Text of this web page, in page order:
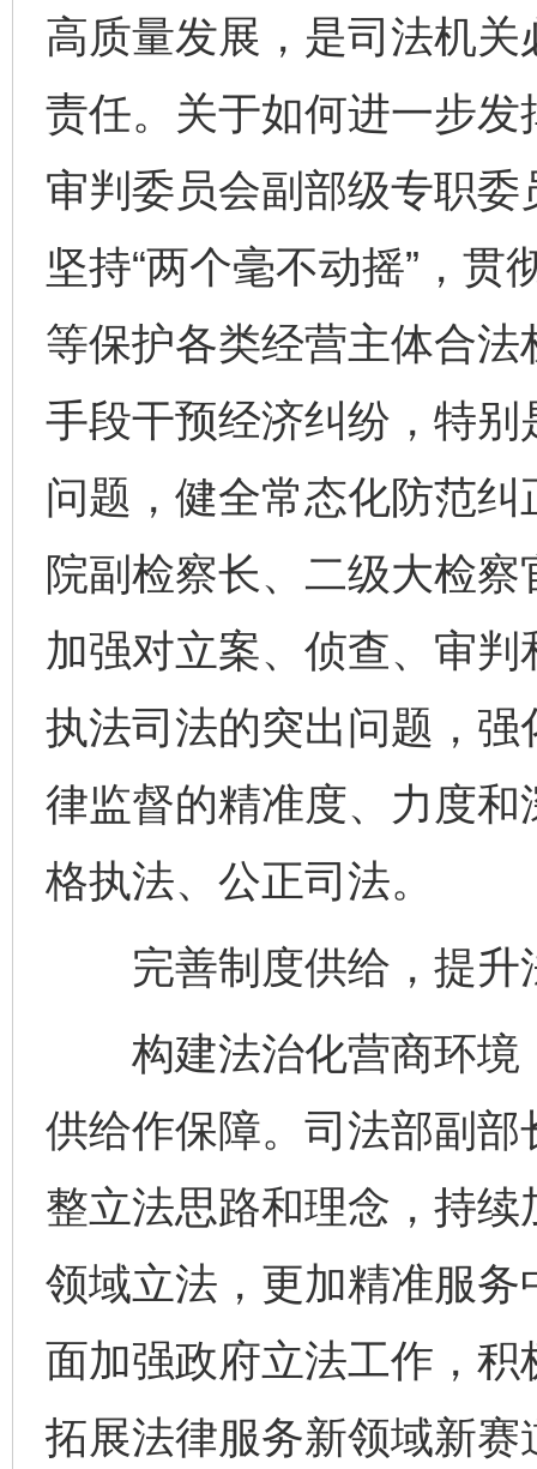
高质量发展，是司法机
责任。关于如何进一步
审判委员会副部级专职
坚持“两个毫不动摇”，
等保护各类经营主体合
手段干预经济纠纷，特
问题，健全常态化防范
院副检察长、二级大检
加强对立案、侦查、审
执法司法的突出问题，
律监督的精准度、力度
格执法、公正司法。
完善制度供给，提升
构建法治化营商环境
供给作保障。司法部副
整立法思路和理念，持
领域立法，更加精准服
面加强政府立法工作，
拓展法律服务新领域新